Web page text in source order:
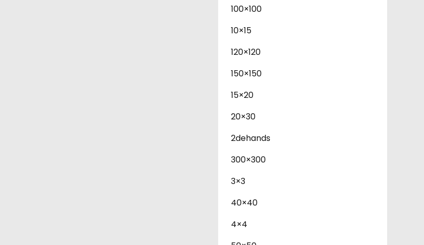
100×100
10×15
120×120
150×150
15×20
20×30
2dehands
300×300
3×3
40×40
4×4